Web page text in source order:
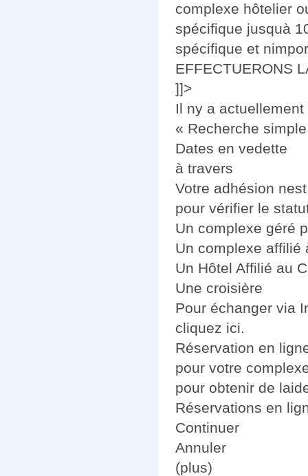
complexe hôtelier
spécifique jusquà
spécifique et
EFFECTUERONS
]]>
Il ny a
« Recherche
Dates en vedette
à travers
Votre adhésion
pour vérifier le
Un complexe géré
Un complexe affilié
Un Hôtel Affilié au
Une croisière
Pour échanger via
cliquez ici.
Réservation en
pour votre
pour obtenir de
Réservations en
Continuer
Annuler
(plus)